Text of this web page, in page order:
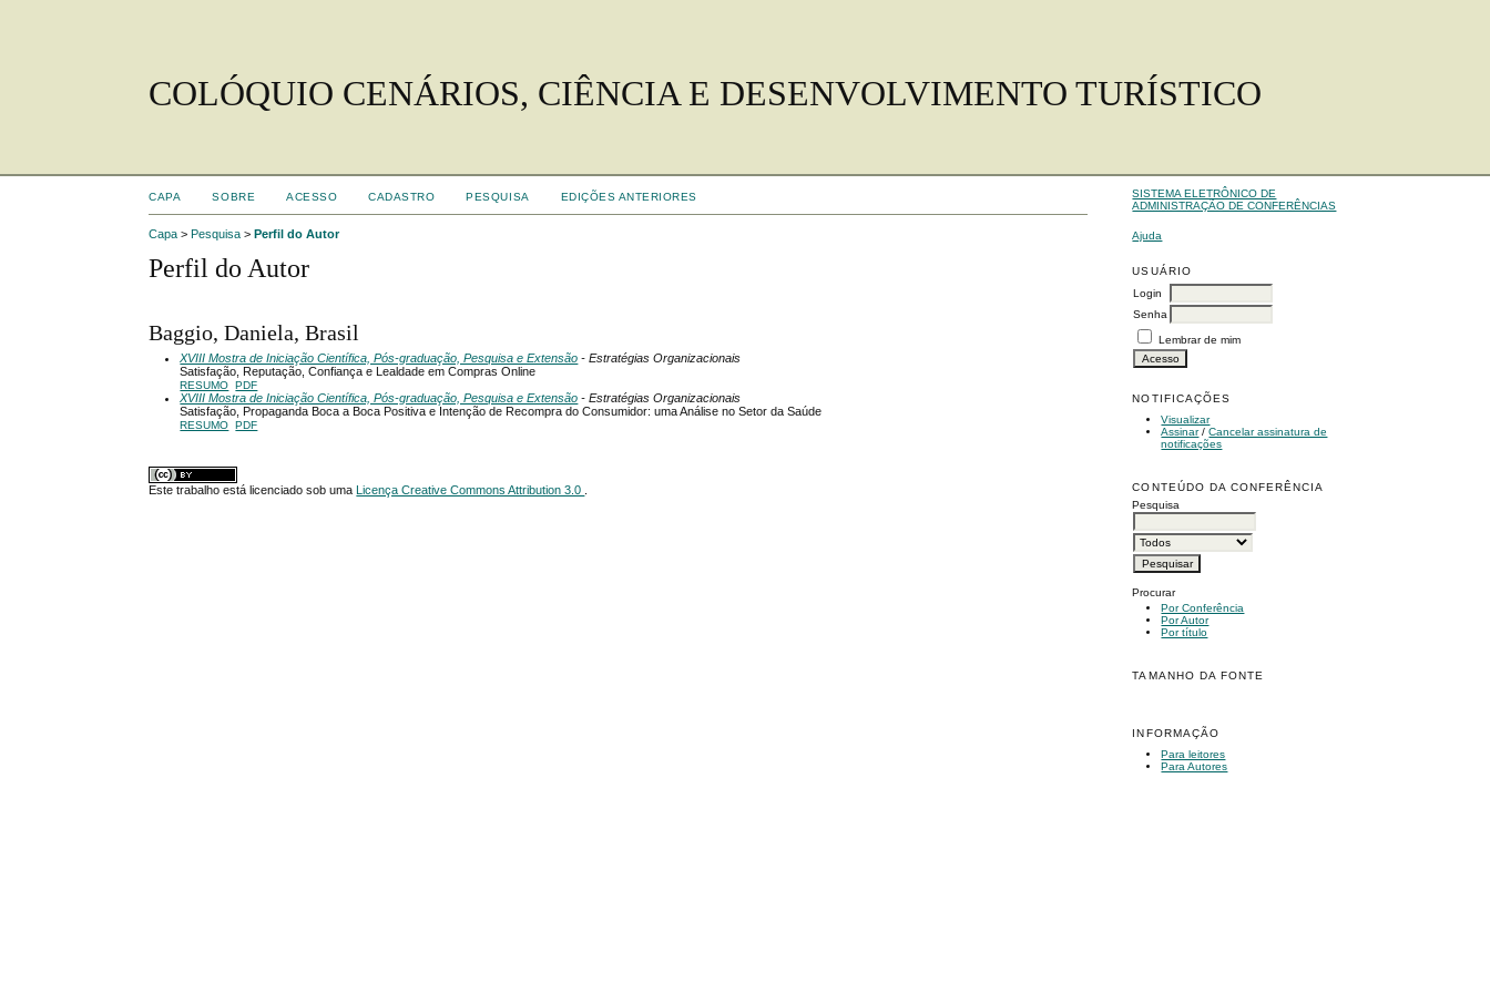
COLÓQUIO CENÁRIOS, CIÊNCIA E DESENVOLVIMENTO TURÍSTICO
SISTEMA ELETRÔNICO DE
ADMINISTRAÇÃO DE CONFERÊNCIAS
Ajuda
USUÁRIO
Login
Senha
Lembrar de mim
NOTIFICAÇÕES
Visualizar
Assinar/Cancelar assinatura de
notificações
CONTEÚDO DA CONFERÊNCIA
Pesquisa
Procurar
Por Conferência
Por Autor
Por título
TAMANHO DA FONTE
INFORMAÇÃO
Para leitores
Para Autores
CAPA SOBRE ACESSO CADASTRO PESQUISA EDIÇÕES ANTERIORES
Capa >Pesquisa >Perfil do Autor
Perfil do Autor
Baggio, Daniela, Brasil
XVIII Mostra de Iniciação Científica, Pós-graduação, Pesquisa e Extensão - Estratégias Organizacionais
Satisfação, Reputação, Confiança e Lealdade em Compras Online
RESUMO PDF
XVIII Mostra de Iniciação Científica, Pós-graduação, Pesquisa e Extensão - Estratégias Organizacionais
Satisfação, Propaganda Boca a Boca Positiva e Intenção de Recompra do Consumidor: uma Análise no Setor da Saúde
RESUMO PDF
Este trabalho está licenciado sob uma Licença Creative Commons Attribution 3.0